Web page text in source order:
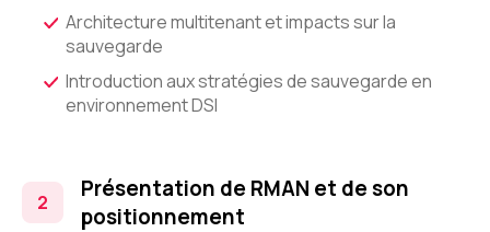
Architecture multitenant et impacts sur la
sauvegarde
Introduction aux stratégies de sauvegarde en
environnement DSI
Présentation de RMAN et de son
positionnement